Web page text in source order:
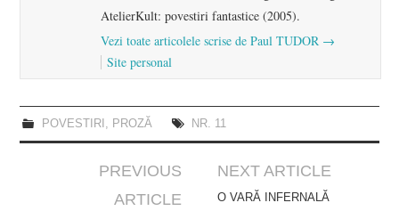
AtelierKult: povestiri fantastice (2005).
Vezi toate articolele scrise de Paul TUDOR →
Site personal
POVESTIRI PROZĂ NR. 11
navigation
PREVIOUS
ARTICLE
NEXT ARTICLE
O VARĂ INFERNALĂ